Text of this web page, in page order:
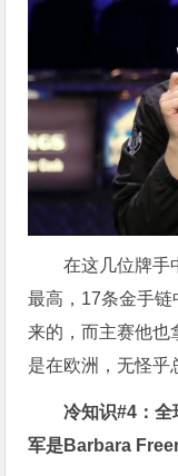
在这几位牌手
最高，17条金手
来的，而主赛他也
是在欧洲，无怪乎
冷知识#4 ：
军是Barbara